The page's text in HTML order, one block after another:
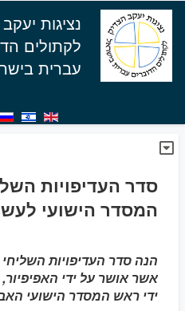
נציגות
לקתולים
עברית
סדר העדיפויות
המסדר הישועי
הנה סדר העדיפויות
אשר אושר על ידי
ידי ראש המסדר הישועי